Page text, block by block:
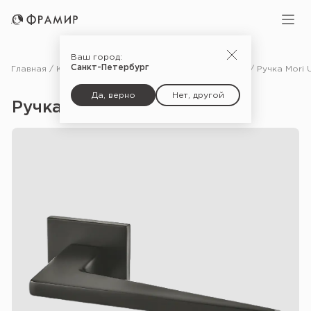
Ваш город:
Санкт-Петербург
Да, верно Нет, другой
Главная Каталог Фурнитура
Ручка Mori USS — Bl